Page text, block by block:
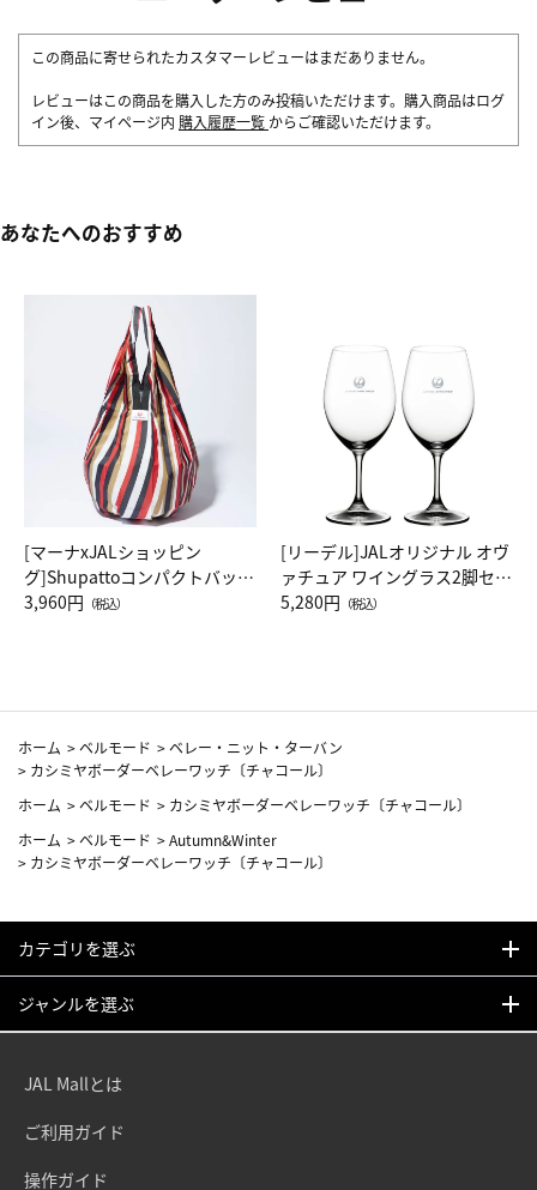
この商品に寄せられたカスタマーレビューはまだありません。
レビューはこの商品を購入した方のみ投稿いただけます。購入商品はログ
イン後、マイページ内 購入履歴一覧 からご確認いただけます。
あなたへのおすすめ
[マーナxJALショッピン
グ]Shupattoコンパクトバッグ
Drop JAL客室乗務員（LC）ス
3,960円 （税込）
[リーデル]JALオリジナル オヴ
ァチュア ワイングラス2脚セッ
ト（レッドワイン）
5,280円 （税込）
ホーム >ベルモード >ベレー・ニット・ターバン
> カシミヤボーダーベレーワッチ〔チャコール〕
ホーム >ベルモード > カシミヤボーダーベレーワッチ〔チャコール〕
ホーム >ベルモード >Autumn&Winter
> カシミヤボーダーベレーワッチ〔チャコール〕
カテゴリを選ぶ
ジャンルを選ぶ
JAL Mallとは
ご利用ガイド
操作ガイド